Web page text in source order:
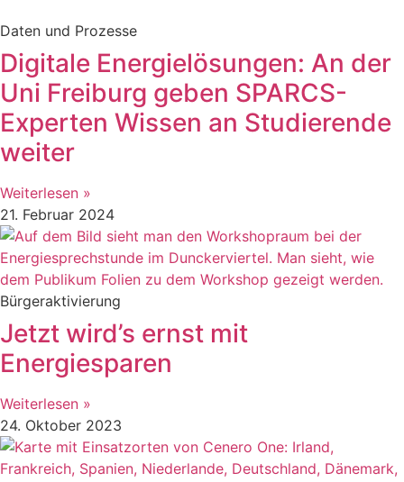
Daten und Prozesse
Digitale Energielösungen: An der
Uni Freiburg geben SPARCS-
Experten Wissen an Studierende
weiter
Weiterlesen »
21. Februar 2024
Bürgeraktivierung
Jetzt wird’s ernst mit
Energiesparen
Weiterlesen »
24. Oktober 2023